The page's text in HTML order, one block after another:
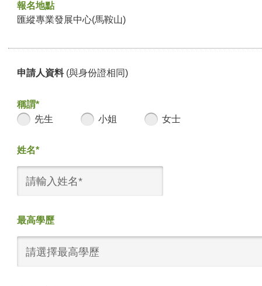
報名地點
匯縱專業發展中心(馬鞍山)
申請人資料 (與身份證相同)
稱謂*
先生
小姐 女士
姓名*
最高學歷
請選擇最高學歷